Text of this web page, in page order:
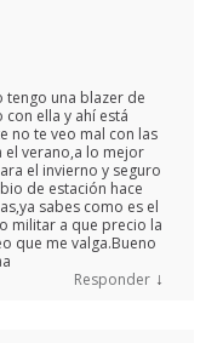
tengo una blazer de
ella y ahí está
no te veo mal con las
el verano,a lo mejor
el invierno y seguro
de estación hace
sabes como es el
militar a que precio la
que me valga.Bueno
Responder ↓